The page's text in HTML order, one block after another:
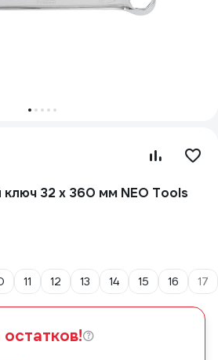
32 x 360 мм NEO Tools
11 12 13 14 15 16 17